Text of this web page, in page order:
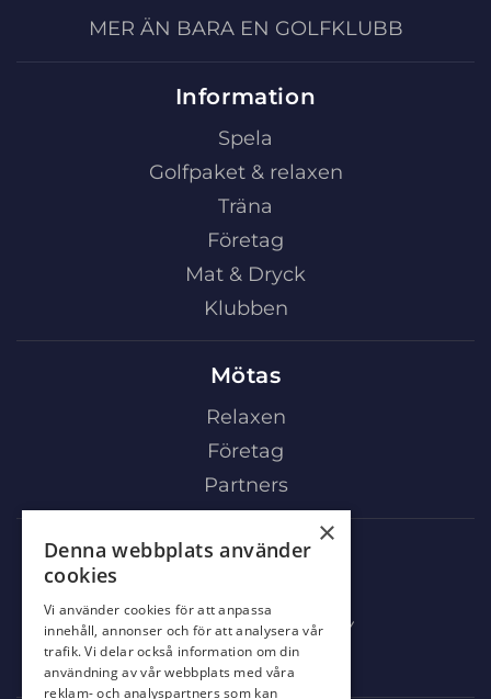
MER ÄN BARA EN GOLFKLUBB
Information
Spela
Golfpaket & relaxen
Träna
Företag
Mat & Dryck
Klubben
Mötas
Relaxen
Företag
Partners
Mat & Dryck
Event & festvåning VY
Bistro Bryggan
×
Denna webbplats använder
cookies
Vi använder cookies för att anpassa
innehåll, annonser och för att analysera vår
trafik. Vi delar också information om din
användning av vår webbplats med våra
reklam- och analyspartners som kan